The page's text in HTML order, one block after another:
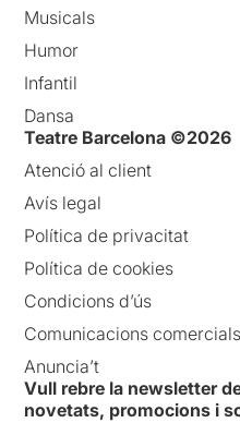
Musicals
Humor
Infantil
Dansa
Teatre Barcelona ©2026
Atenció al client
Avís legal
Política de privacitat
Política de cookies
Condicions d’ús
Comunicacions
Anuncia’t
Vull rebre la newsletter
novetats, promocions i